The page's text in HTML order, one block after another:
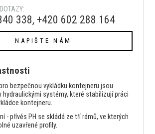
338, +420 602 288 164
NAPIŠTE NÁM
bezpečnou vykládku kontejneru jsou
hydraulickými systémy, které stabilizují práci
kontejneru.
- přívěs PH se skládá ze tří rámů, ve kterých
uzavřené profily.